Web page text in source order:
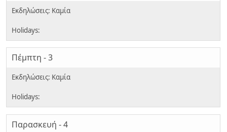
Πέμπτη - 3
Παρασκευή - 4